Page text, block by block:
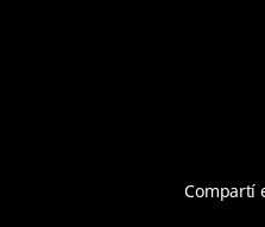
Compartí